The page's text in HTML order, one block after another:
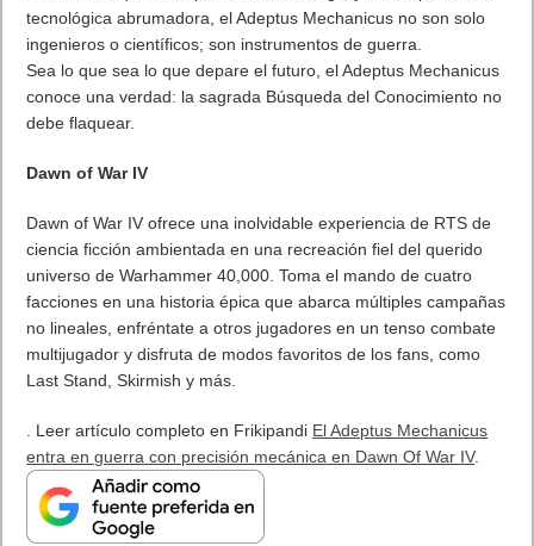
tecnológica abrumadora, el Adeptus Mechanicus no son solo
ingenieros o científicos; son instrumentos de guerra.
Sea lo que sea lo que depare el futuro, el Adeptus Mechanicus
conoce una verdad: la sagrada Búsqueda del Conocimiento no
debe flaquear.
Dawn of War IV
Dawn of War IV ofrece una inolvidable experiencia de RTS de
ciencia ficción ambientada en una recreación fiel del querido
universo de Warhammer 40,000. Toma el mando de cuatro
facciones en una historia épica que abarca múltiples campañas
no lineales, enfréntate a otros jugadores en un tenso combate
multijugador y disfruta de modos favoritos de los fans, como
Last Stand, Skirmish y más.
. Leer artículo completo en Frikipandi El Adeptus Mechanicus
entra en guerra con precisión mecánica en Dawn Of War IV.